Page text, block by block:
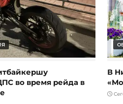
во время рейда в
В